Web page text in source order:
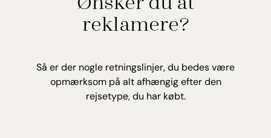
reklamere?
Så er der nogle retningslinjer, du bedes være
opmærksom på alt afhængig efter den
rejsetype, du har købt.